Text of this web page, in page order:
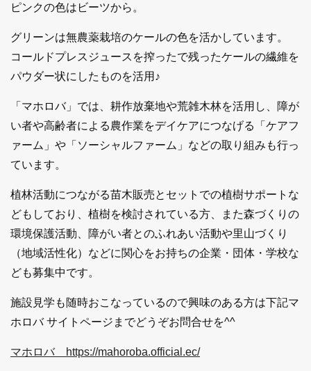
ピンクの色はビーツから。
グリーンは無農薬栽培のケールの色を活かしています。
コールドプレスジュースを搾ったで残ったケールの繊維を
パウダー状にしたものを活用♪
「マホロバ」では、耕作放棄地や荒雑木林を活用し、障が
い者や高齢者による農作業をデイケアにつなげる「ケアフ
ァーム」や「ソーシャルファーム」などの取り組みも行っ
ています。
植林活動につながる苗木販売とセットでの植樹サポートな
どもしており、植樹を検討されている方、また森づくりの
環境保護活動、障がい者とのふれあい活動や里山づくり
（地域活性化）などに関心をお持ちの企業・団体・学校な
ども募集中です。
施設見学も随時おこなっているので興味のある方は下記マ
ホロバ サイトページまでどうぞお問合せを^^
マホロバ https://mahoroba.official.ec/